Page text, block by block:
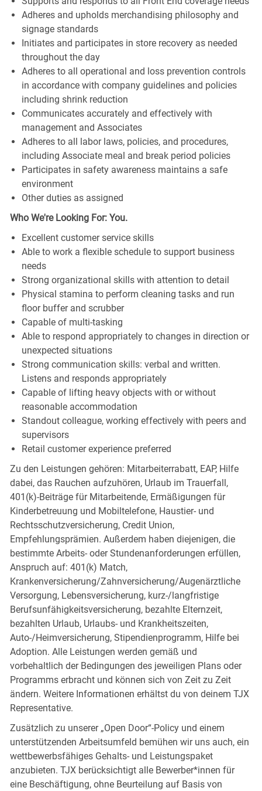
Adheres and upholds merchandising philosophy and
signage standards
Initiates and participates in store recovery as needed
throughout the day
Adheres to all operational and loss prevention controls
in accordance with company guidelines and policies
including shrink reduction
Communicates accurately and effectively with
management and Associates
Adheres to all labor laws, policies, and procedures,
including Associate meal and break period policies
Participates in safety awareness maintains a safe
environment
Other duties as assigned
Who We're Looking For: You.
Excellent customer service skills
Able to work a flexible schedule to support business
needs
Strong organizational skills with attention to detail
Physical stamina to perform cleaning tasks and run
floor buffer and scrubber
Capable of multi-tasking
Able to respond appropriately to changes in direction or
unexpected situations
Strong communication skills: verbal and written.
Listens and responds appropriately
Capable of lifting heavy objects with or without
reasonable accommodation
Standout colleague, working effectively with peers and
supervisors
Retail customer experience preferred
Zu den Leistungen gehören: Mitarbeiterrabatt, EAP, Hilfe
dabei, das Rauchen aufzuhören, Urlaub im Trauerfall,
401(k)-Beiträge für Mitarbeitende, Ermäßigungen für
Kinderbetreuung und Mobiltelefone, Haustier- und
Rechtsschutzversicherung, Credit Union,
Empfehlungsprämien. Außerdem haben diejenigen, die
bestimmte Arbeits- oder Stundenanforderungen erfüllen,
Anspruch auf: 401(k) Match,
Krankenversicherung/Zahnversicherung/Augenärztliche
Versorgung, Lebensversicherung, kurz-/langfristige
Berufsunfähigkeitsversicherung, bezahlte Elternzeit,
bezahlten Urlaub, Urlaubs- und Krankheitszeiten,
Auto-/Heimversicherung, Stipendienprogramm, Hilfe bei
Adoption. Alle Leistungen werden gemäß und
vorbehaltlich der Bedingungen des jeweiligen Plans oder
Programms erbracht und können sich von Zeit zu Zeit
ändern. Weitere Informationen erhältst du von deinem TJX
Representative.
Zusätzlich zu unserer „Open Door“-Policy und einem
unterstützenden Arbeitsumfeld bemühen wir uns auch, ein
wettbewerbsfähiges Gehalts- und Leistungspaket
anzubieten. TJX berücksichtigt alle Bewerber*innen für
eine Beschäftigung, ohne Beurteilung auf Basis von